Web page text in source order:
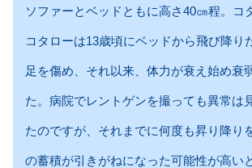
ソファーとベッドともに高さ40㎝程。コ
コタローは13歳頃にベッドから飛び降り
足を傷め、それ以来、体力が衰え始め衰
た。病院でレントゲンを撮っても異常は
たのですが、それまでに何度も昇り降り
の蓄積が引きがねになった可能性が高い